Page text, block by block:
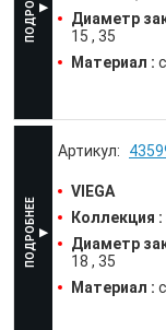
Диаметр
15
35
Материал :
VIEGA
Коллекция :
Диаметр
18
35
Материал :